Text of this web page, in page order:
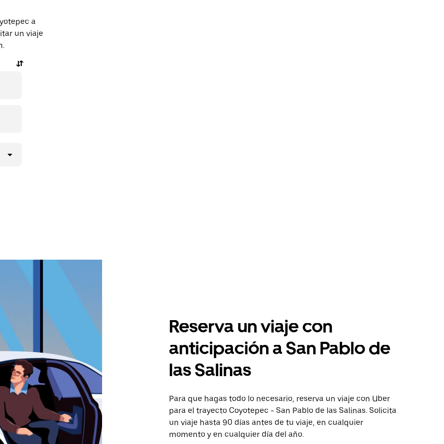
a
un viaje
Reserva un viaje con
anticipación a San Pablo de
las Salinas
Para que hagas todo lo necesario, reserva un viaje con Uber
para el trayecto Coyotepec - San Pablo de las Salinas. Solicita
un viaje hasta 90 días antes de tu viaje, en cualquier
momento y en cualquier día del año.